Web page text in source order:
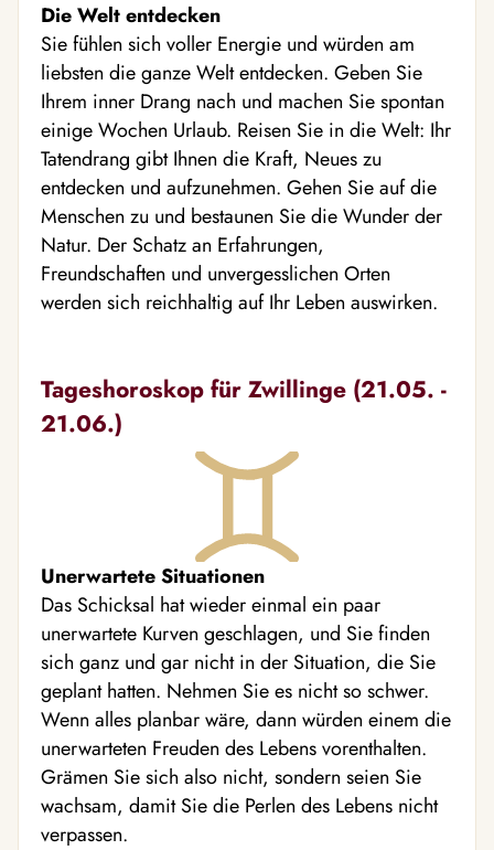
Die Welt entdecken
Sie fühlen sich voller Energie und würden am
liebsten die ganze Welt entdecken. Geben Sie
Ihrem inner Drang nach und machen Sie spontan
einige Wochen Urlaub. Reisen Sie in die Welt: Ihr
Tatendrang gibt Ihnen die Kraft, Neues zu
entdecken und aufzunehmen. Gehen Sie auf die
Menschen zu und bestaunen Sie die Wunder der
Natur. Der Schatz an Erfahrungen,
Freundschaften und unvergesslichen Orten
werden sich reichhaltig auf Ihr Leben auswirken.
Tageshoroskop für Zwillinge (21.05. -
21.06.)
Unerwartete Situationen
Das Schicksal hat wieder einmal ein paar
unerwartete Kurven geschlagen, und Sie finden
sich ganz und gar nicht in der Situation, die Sie
geplant hatten. Nehmen Sie es nicht so schwer.
Wenn alles planbar wäre, dann würden einem die
unerwarteten Freuden des Lebens vorenthalten.
Grämen Sie sich also nicht, sondern seien Sie
wachsam, damit Sie die Perlen des Lebens nicht
verpassen.